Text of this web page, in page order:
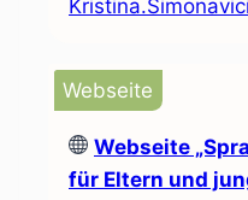
Webseite
Webseite
für Eltern und